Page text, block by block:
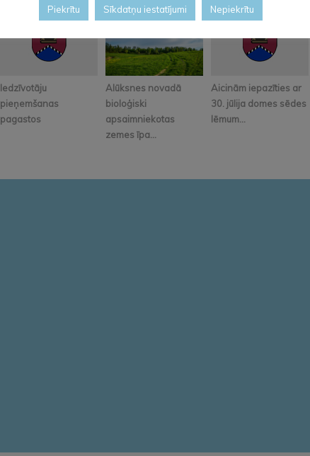
Iedzīvotāju
pieņemšanas
pagastos
Alūksnes novadā
bioloģiski
apsaimniekotas
zemes īpa...
Aicinām iepazīties ar
30. jūlija domes sēdes
lēmum...
Piekrītu Sīkdatņu iestatījumi Nepiekrītu